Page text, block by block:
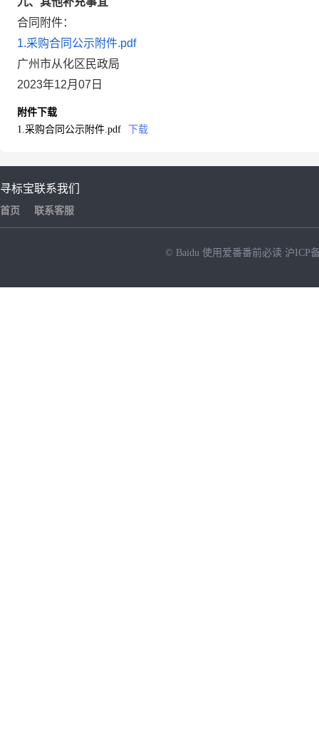
合同附件：
1.采购合同公示附件.pdf
广州市从化区民政局
2023年12月07日
附件下载
1.采购合同公示附件.pdf
下载
寻标宝
首页
联系我们
联系客服
© Baidu 使用爱番番前必读 沪ICP